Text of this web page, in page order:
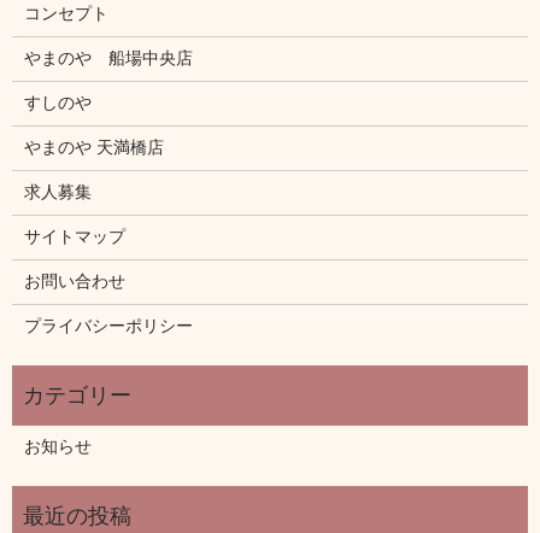
コンセプト
やまのや 船場中央店
すしのや
やまのや 天満橋店
求人募集
サイトマップ
お問い合わせ
プライバシーポリシー
お知らせ